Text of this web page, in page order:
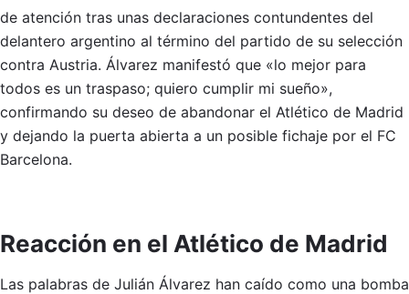
de atención tras unas declaraciones contundentes del
delantero argentino al término del partido de su selección
contra Austria. Álvarez manifestó que «lo mejor para
todos es un traspaso; quiero cumplir mi sueño»,
confirmando su deseo de abandonar el Atlético de Madrid
y dejando la puerta abierta a un posible fichaje por el FC
Barcelona.
Reacción en el Atlético de Madrid
Las palabras de Julián Álvarez han caído como una bomba